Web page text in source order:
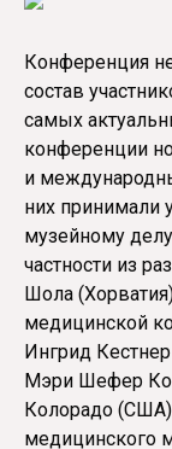
Конференция
состав
самых
конференции
и
них принимали
музейному
частности из
Шола
медицинской
Ингрид
Мэри Шефер
Колорадо
медицинского